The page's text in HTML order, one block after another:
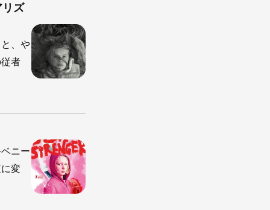
ズ
、や
者
ニー
変